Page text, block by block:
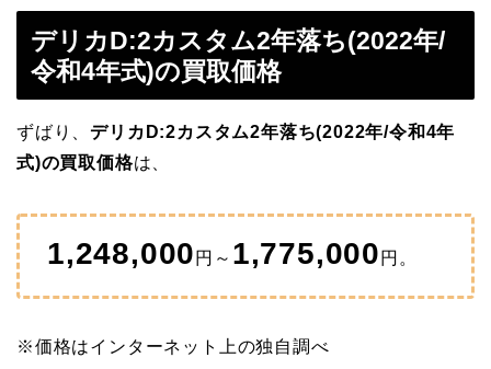
デリカD:2カスタム2年落ち(2022年/
令和4年式)の買取価格
ずばり、 デリカD:2カスタム2年落ち(2022年/令和4年
式)の買取価格は、
1,248,000 円～ 1,775,000 円。
※価格はインターネット上の独自調べ